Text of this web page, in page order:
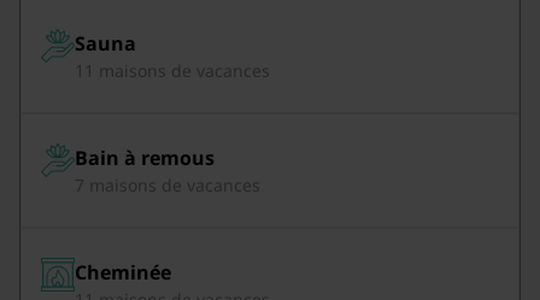
Sauna
11 maisons de vacances
Bain à remous
7 maisons de vacances
Cheminée